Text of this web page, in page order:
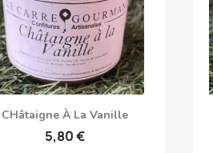
Anteprima
CHâtaigne À La Vanille
5,80 €